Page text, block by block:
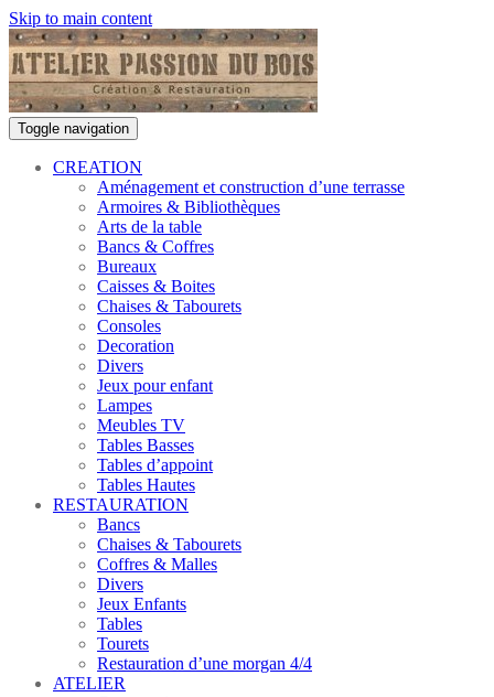
Skip to main content
Toggle navigation
CREATION
Aménagement et construction d’une terrasse
Armoires & Bibliothèques
Arts de la table
Bancs & Coffres
Bureaux
Caisses & Boites
Chaises & Tabourets
Consoles
Decoration
Divers
Jeux pour enfant
Lampes
Meubles TV
Tables Basses
Tables d’appoint
Tables Hautes
RESTAURATION
Bancs
Chaises & Tabourets
Coffres & Malles
Divers
Jeux Enfants
Tables
Tourets
Restauration d’une morgan 4/4
ATELIER